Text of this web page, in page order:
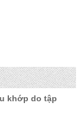
khớp do tập